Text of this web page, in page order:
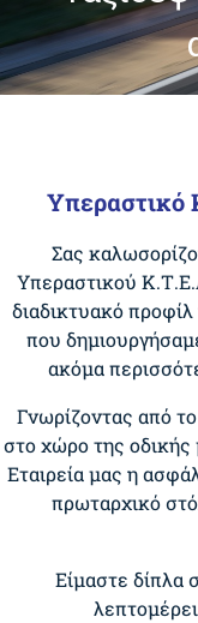
Υπεραστικό
Σας
Υπεραστικού
διαδικτυακό προφίλ
που
ακόμα
Γνωρίζοντας από το
στο χώρο της οδικής
Εταιρεία μας η
πρωταρχικό
Είμαστε δίπλα